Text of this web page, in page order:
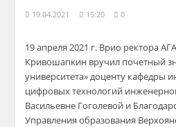
19.04.2021 15:20 0
19 апреля 2021 г. Врио ректора
Кривошапкин вручил почетный
университета» доценту кафедры
цифровых технологий
Васильевне Гоголевой и
Управления образования